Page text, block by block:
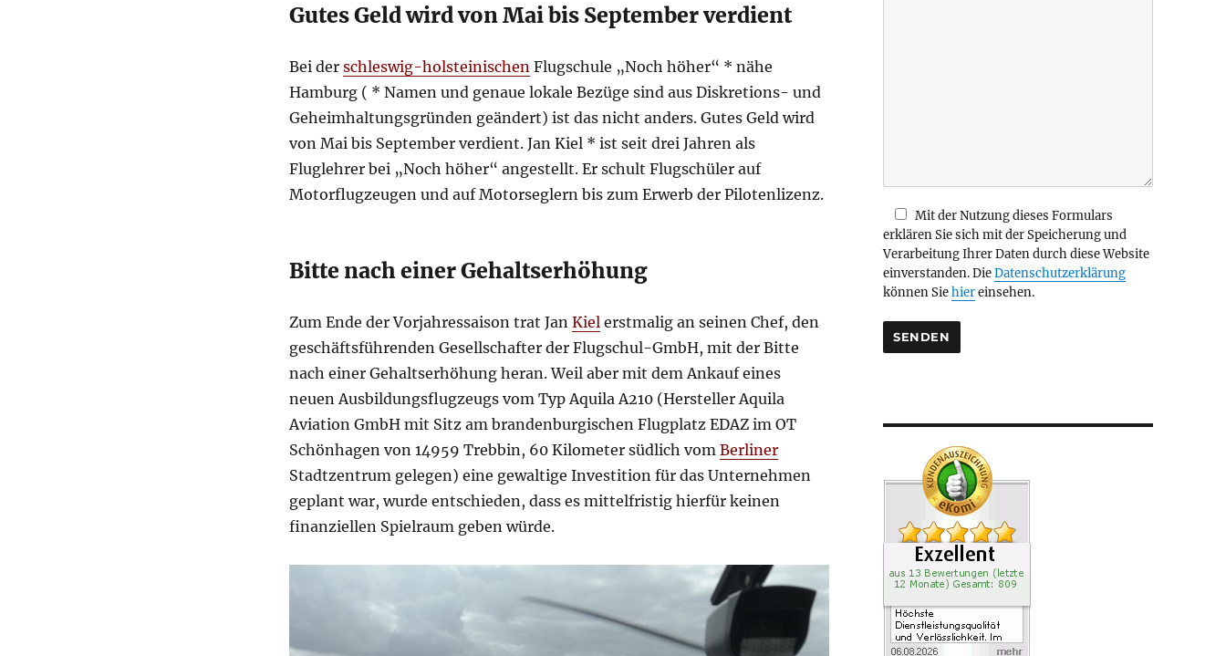
Gutes Geld wird von Mai bis September verdient
Bei der schleswig-holsteinischen Flugschule „Noch höher“ * nähe
Hamburg ( * Namen und genaue lokale Bezüge sind aus Diskretions- und
Geheimhaltungsgründen geändert) ist das nicht anders. Gutes Geld wird
von Mai bis September verdient. Jan Kiel * ist seit drei Jahren als
Fluglehrer bei „Noch höher“ angestellt. Er schult Flugschüler auf
Motorflugzeugen und auf Motorseglern bis zum Erwerb der Pilotenlizenz.
Bitte nach einer Gehaltserhöhung
Zum Ende der Vorjahressaison trat Jan Kiel erstmalig an seinen Chef, den
geschäftsführenden Gesellschafter der Flugschul-GmbH, mit der Bitte
nach einer Gehaltserhöhung heran. Weil aber mit dem Ankauf eines
neuen Ausbildungsflugzeugs vom Typ Aquila A210 (Hersteller Aquila
Aviation GmbH mit Sitz am brandenburgischen Flugplatz EDAZ im OT
Schönhagen von 14959 Trebbin, 60 Kilometer südlich vom Berliner
Stadtzentrum gelegen) eine gewaltige Investition für das Unternehmen
geplant war, wurde entschieden, dass es mittelfristig hierfür keinen
finanziellen Spielraum geben würde.
l
e
r
Mit der Nutzung dieses Formulars
erklären Sie sich mit der Speicherung und
Verarbeitung Ihrer Daten durch diese Website
einverstanden. DieDatenschutzerklärung
können Siehiereinsehen.